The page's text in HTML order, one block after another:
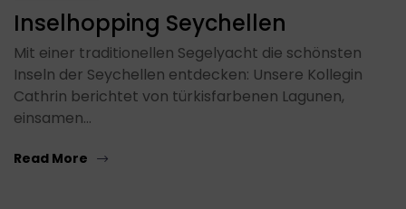
Inselhopping Seychellen
Mit einer traditionellen Segelyacht die schönsten
Inseln der Seychellen entdecken: Unsere Kollegin
Cathrin berichtet von türkisfarbenen Lagunen,
einsamen…
Read More